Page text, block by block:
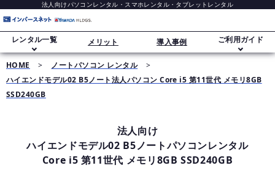
法人向けパソコンレンタル・スマホレンタル・タブレットレンタル
レンタル一覧
デスクトップパソコンレンタル
メリット 導入事例 ご利用ガイド
ご利用ガイド
レンタル追加オプション
データ消去・セキュリティについて
HOME > ノートパソコン レンタル
>
ハイエンドモデル02 B5ノート法人パソコン Core i5 第11世代 メモリ8GB
SSD240GB
法人向け
ハイエンドモデル02 B5ノートパソコンレンタル
Core i5 第11世代 メモリ8GB SSD240GB